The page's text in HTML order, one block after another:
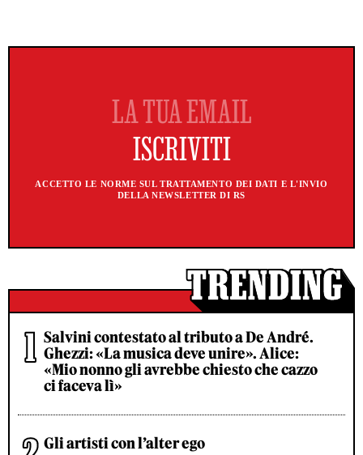
ACCETTO LE NORME SUL TRATTAMENTO DEI DATI E L'INVIO
DELLA NEWSLETTER DI RS
Salvini contestato al tributo a De André.
Ghezzi: «La musica deve unire». Alice:
«Mio nonno gli avrebbe chiesto che cazzo
ci faceva lì»
Gli artisti con l’alter ego